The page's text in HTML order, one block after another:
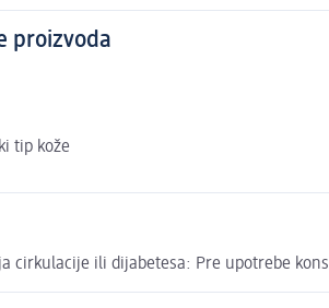
proizvoda
tip kože
cirkulacije ili dijabetesa: Pre upotrebe